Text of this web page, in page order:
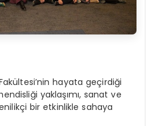
hayata geçirdiği
yaklaşımı, sanat ve
bir etkinlikle sahaya